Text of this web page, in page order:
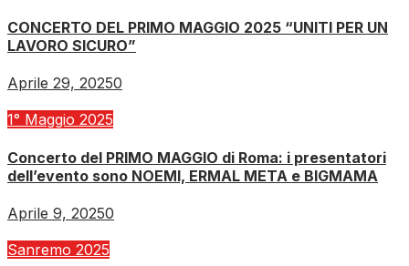
CONCERTO DEL PRIMO MAGGIO 2025 “UNITI PER UN
LAVORO SICURO”
Aprile 29, 20250
1° Maggio 2025
Concerto del PRIMO MAGGIO di Roma: i presentatori
dell’evento sono NOEMI, ERMAL META e BIGMAMA
Aprile 9, 20250
Sanremo 2025